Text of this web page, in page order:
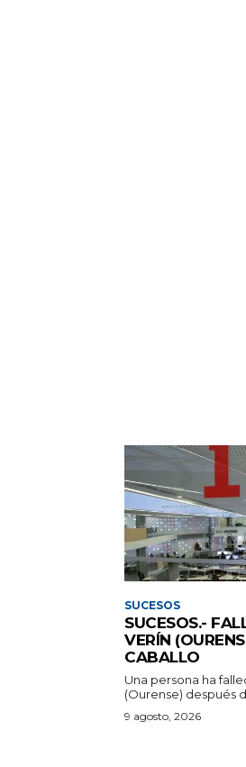
SUCESOS
SUCESOS.-
VERÍN
CABALLO
Una persona ha
(Ourense) después
9 agosto, 2026